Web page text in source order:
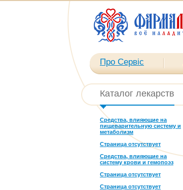
Про Сервіс
Каталог лекарств
Средства, влияющие на
пищеварительную систему и
метаболизм
Страница отсутствует
Средства, влияющие на
систему крови и гемопоэз
Страница отсутствует
Страница отсутствует